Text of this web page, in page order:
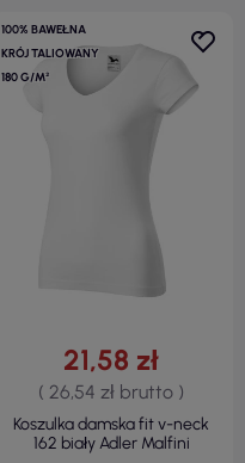
100% BAWEŁNA
KRÓJ TALIOWANY
180 G/M²
21,58 zł
( 26,54 zł brutto )
Koszulka damska fit v-neck
162 biały Adler Malfini